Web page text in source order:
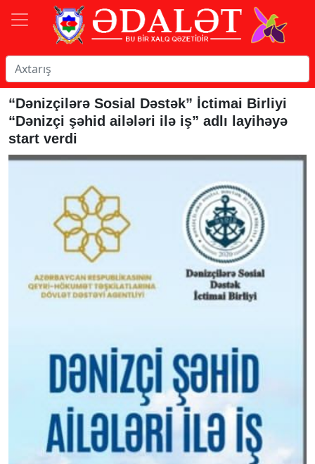
“Dənizçilərə Sosial Dəstək” İctimai Birliyi
“Dənizçi şəhid ailələri ilə iş” adlı layihəyə
start verdi